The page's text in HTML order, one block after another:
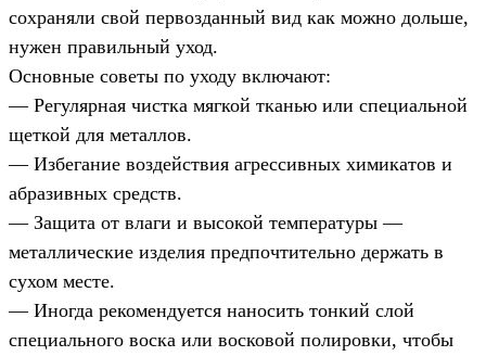
сохраняли свой первозданный вид как можно дольше,
нужен правильный уход.
Основные советы по уходу включают:
— Регулярная чистка мягкой тканью или специальной
щеткой для металлов.
— Избегание воздействия агрессивных химикатов и
абразивных средств.
— Защита от влаги и высокой температуры —
металлические изделия предпочтительно держать в
сухом месте.
— Иногда рекомендуется наносить тонкий слой
специального воска или восковой полировки, чтобы